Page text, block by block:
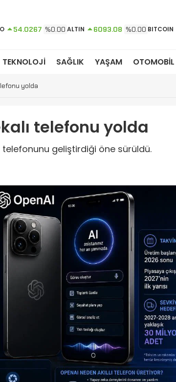
54.0267 %0.00 ALTIN 6093.08 %0.00 BITCOIN
TEKNOLOJİ SAĞLIK YAŞAM OTOMOBİL
yolda
telefonu yolda
telefonunu geliştirdiği öne sürüldü.